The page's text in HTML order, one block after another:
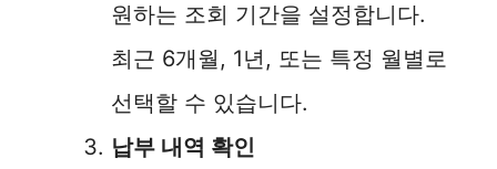
원하는 조회 기간을 설정합니다.
최근 6개월, 1년, 또는 특정 월별로
선택할 수 있습니다.
납부 내역 확인